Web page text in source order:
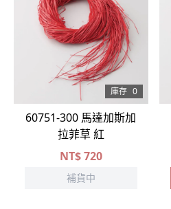
庫存 0
60751-300 馬達加斯加
拉菲草 紅
NT$720
補貨中